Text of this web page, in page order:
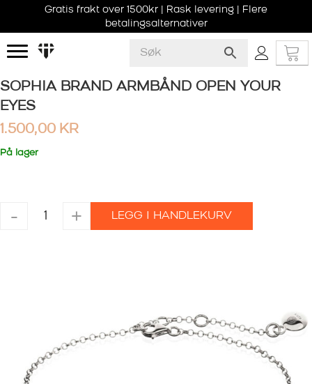
Gratis frakt over 1500kr | Rask levering | Flere
betalingsalternativer
SOPHIA BRAND ARMBÅND OPEN YOUR
EYES
1.500,00 KR
På lager
-
SOPHIA
BRAND
+ LEGG I HANDLEKURV